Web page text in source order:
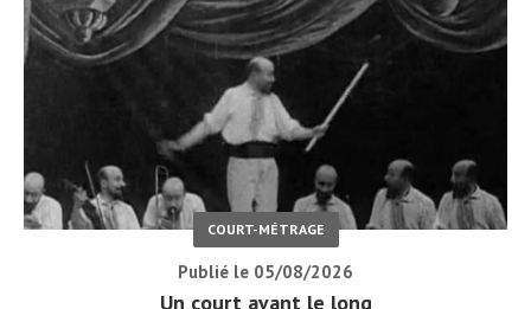
COURT-MÉTRAGE
Publié le 05/08/2026
Un court avant le long